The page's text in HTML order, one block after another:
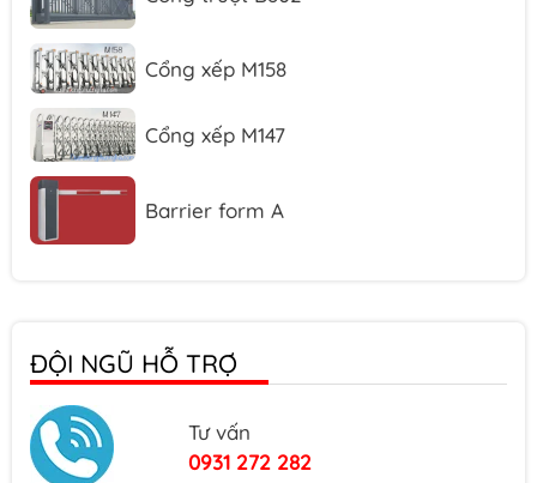
Cổng xếp M158
Cổng xếp M147
Barrier form A
Cổng trượt B809
Cổng trượt B805
ĐỘI NGŨ HỖ TRỢ
Tư vấn
0931 272 282